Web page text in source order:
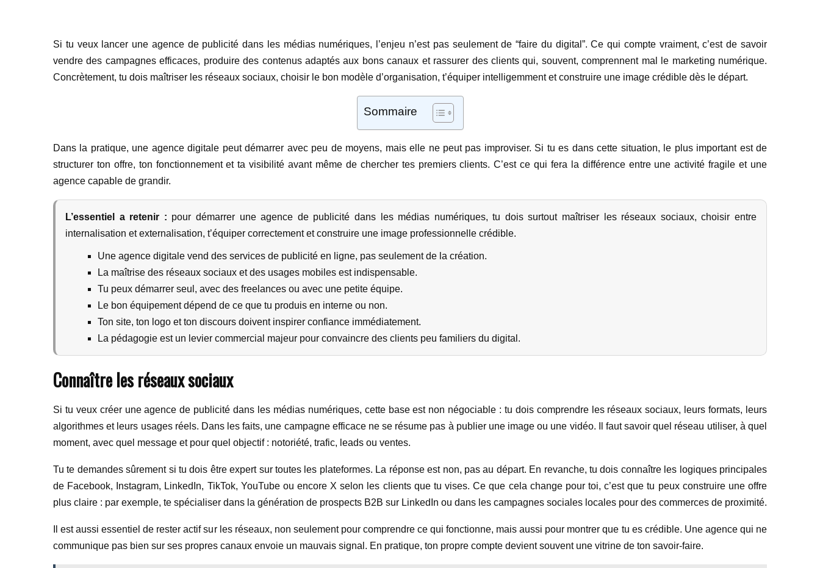
Si tu veux lancer une agence de publicité dans les médias numériques, l’enjeu n’est pas seulement de “faire du digital”. Ce qui compte vraiment, c’est de savoir
vendre des campagnes efficaces, produire des contenus adaptés aux bons canaux et rassurer des clients qui, souvent, comprennent mal le marketing numérique.
Concrètement, tu dois maîtriser les réseaux sociaux, choisir le bon modèle d’organisation, t’équiper intelligemment et construire une image crédible dès le départ.
Sommaire
Dans la pratique, une agence digitale peut démarrer avec peu de moyens, mais elle ne peut pas improviser. Si tu es dans cette situation, le plus important est de
structurer ton offre, ton fonctionnement et ta visibilité avant même de chercher tes premiers clients. C’est ce qui fera la différence entre une activité fragile et une
agence capable de grandir.
L’essentiel a retenir : pour démarrer une agence de publicité dans les médias numériques, tu dois surtout maîtriser les réseaux sociaux, choisir entre
internalisation et externalisation, t’équiper correctement et construire une image professionnelle crédible.
Une agence digitale vend des services de publicité en ligne, pas seulement de la création.
La maîtrise des réseaux sociaux et des usages mobiles est indispensable.
Tu peux démarrer seul, avec des freelances ou avec une petite équipe.
Le bon équipement dépend de ce que tu produis en interne ou non.
Ton site, ton logo et ton discours doivent inspirer confiance immédiatement.
La pédagogie est un levier commercial majeur pour convaincre des clients peu familiers du digital.
Connaître les réseaux sociaux
Si tu veux créer une agence de publicité dans les médias numériques, cette base est non négociable : tu dois comprendre les réseaux sociaux, leurs formats, leurs
algorithmes et leurs usages réels. Dans les faits, une campagne efficace ne se résume pas à publier une image ou une vidéo. Il faut savoir quel réseau utiliser, à quel
moment, avec quel message et pour quel objectif : notoriété, trafic, leads ou ventes.
Tu te demandes sûrement si tu dois être expert sur toutes les plateformes. La réponse est non, pas au départ. En revanche, tu dois connaître les logiques principales
de Facebook, Instagram, LinkedIn, TikTok, YouTube ou encore X selon les clients que tu vises. Ce que cela change pour toi, c’est que tu peux construire une offre
plus claire : par exemple, te spécialiser dans la génération de prospects B2B sur LinkedIn ou dans les campagnes sociales locales pour des commerces de proximité.
Il est aussi essentiel de rester actif sur les réseaux, non seulement pour comprendre ce qui fonctionne, mais aussi pour montrer que tu es crédible. Une agence qui ne
communique pas bien sur ses propres canaux envoie un mauvais signal. En pratique, ton propre compte devient souvent une vitrine de ton savoir-faire.